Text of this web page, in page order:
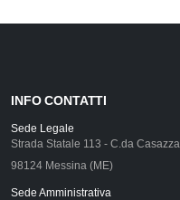
INFO CONTATTI
Sede Legale
Strada Statale 113 - C.da Casazza
98124 Messina (ME)
Sede Amministrativa